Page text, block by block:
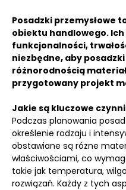
Posadzki przemysłowe
obiektu handlowego.
funkcjonalności,
niezbędne, aby
różnorodnością
przygotowany projekt
Jakie są kluczowe
Podczas planowania
określenie rodzaju i
obstawiane są różne
właściwościami, co
takie jak temperatura,
rozwiązań. Każdy z tych